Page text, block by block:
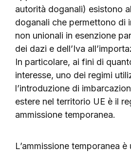
autorità doganali) esistono
doganali che permettono di
non unionali in esenzione
dei dazi e dell’Iva
In particolare, ai fini di
interesse, uno dei regimi
l’introduzione di
estere nel territorio UE è il
ammissione temporanea.
L’ammissione temporanea è